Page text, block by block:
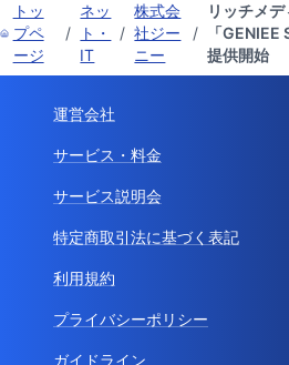
トッ
プペ
ージ
/
ネッ
ト・
IT
/
株式会
社ジー
ニー
/
リッチメ
「
提供開始
運営会社
サービス・料金
サービス説明会
特定商取引法に基づく表記
利用規約
プライバシーポリシー
ガイドライン